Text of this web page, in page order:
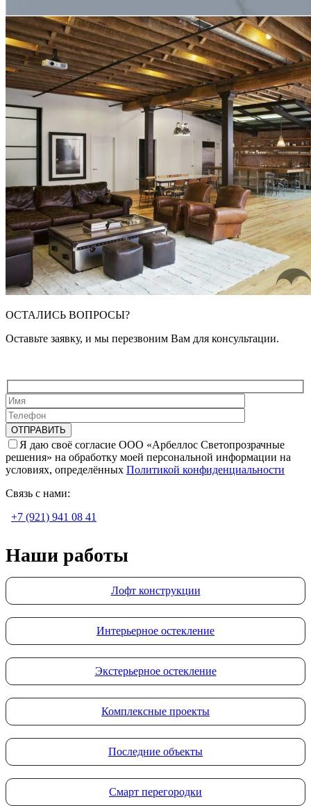
ОСТАЛИСЬ ВОПРОСЫ?
Оставьте заявку, и мы перезвоним Вам для консультации.
Я даю своё согласие ООО «Арбеллос Светопрозрачные
решения» на обработку моей персональной информации на
условиях, определённых Политикой конфиденциальности
Связь с нами:
+7 (921) 941 08 41
Наши работы
Лофт конструкции
Интерьерное остекление
Экстерьерное остекление
Комплексные проекты
Последние объекты
Смарт перегородки